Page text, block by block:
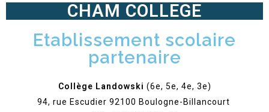
CHAM COLLEGE
Etablissement scolaire
partenaire
Collège Landowski (6e, 5e, 4e, 3e)
94, rue Escudier 92100 Boulogne-Billancourt